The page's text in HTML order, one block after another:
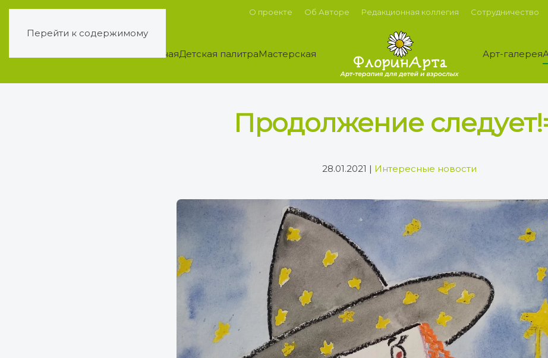
Перейти к содержимому
О проекте Об Авторе Редакционная коллегия Сотрудничество
ГлавнаяДетская палитраМастерская Арт-галерея
Продолжение
28.01.2021 | Интересные новости